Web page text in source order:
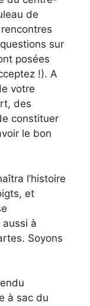
de
sur
posées
!). A
votre
des
constituer
le bon
l’histoire
et
à
Soyons
à sac du